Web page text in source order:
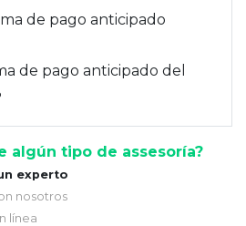
de pago anticipado
de pago anticipado del
algún tipo de assesoría?
experto
nosotros
línea